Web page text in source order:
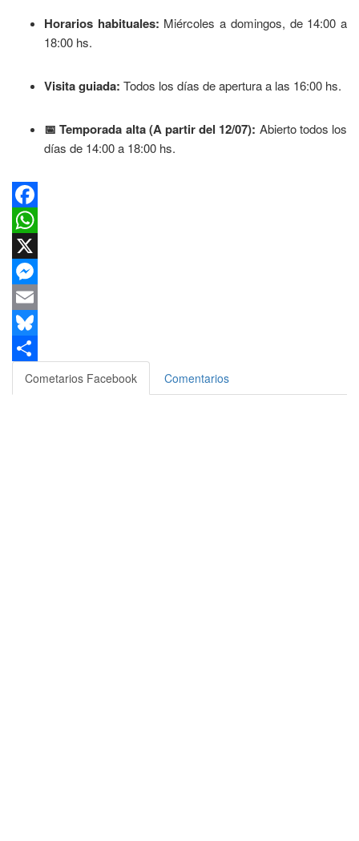
Horarios habituales: Miércoles a domingos, de 14:00 a
18:00 hs.
Visita guiada: Todos los días de apertura a las 16:00 hs.
📅 Temporada alta (A partir del 12/07): Abierto todos los
días de 14:00 a 18:00 hs.
Facebook
WhatsApp
X
Messenger
Email
Bluesky
Compartir
Cometarios Facebook Comentarios